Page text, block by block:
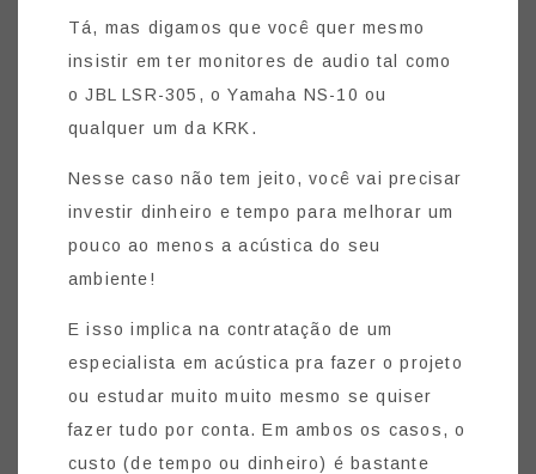
Tá, mas digamos que você quer mesmo
insistir em ter monitores de audio tal como
o JBL LSR-305, o Yamaha NS-10 ou
qualquer um da KRK.
Nesse caso não tem jeito, você vai precisar
investir dinheiro e tempo para melhorar um
pouco ao menos a acústica do seu
ambiente!
E isso implica na contratação de um
especialista em acústica pra fazer o projeto
ou estudar muito muito mesmo se quiser
fazer tudo por conta. Em ambos os casos, o
custo (de tempo ou dinheiro) é bastante